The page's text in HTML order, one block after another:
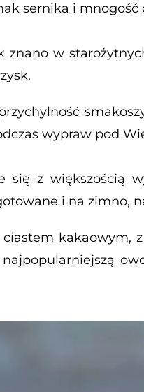
sernika i
znano w
wypraw pod
się z większością
i na zimno,
ciastem